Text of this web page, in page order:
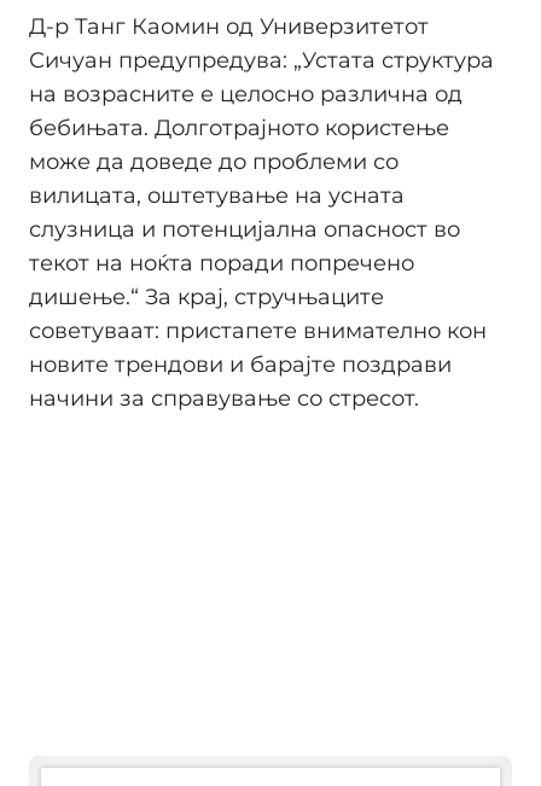
Д-р Танг Каомин од Универзитетот
Сичуан предупредува: „Устата структура
на возрасните е целосно различна од
бебињата. Долготрајното користење
може да доведе до проблеми со
вилицата, оштетување на усната
слузница и потенцијална опасност во
текот на ноќта поради попречено
дишење.“ За крај, стручњаците
советуваат: пристапете внимателно кон
новите трендови и барајте поздрави
начини за справување со стресот.